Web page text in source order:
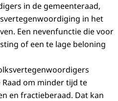
in de gemeenteraad,
in het
Een nevenfunctie die voor
of een te lage beloning
om minder tijd te
en fractieberaad. Dat kan